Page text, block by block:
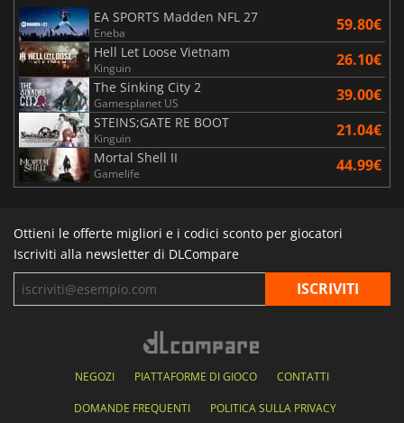
EA SPORTS Madden NFL 27
Eneba 59.80€
Hell Let Loose Vietnam
Kinguin 26.10€
The Sinking City 2
Gamesplanet US 39.00€
STEINS;GATE RE BOOT
Kinguin 21.04€
Mortal Shell II
Gamelife 44.99€
Ottieni le offerte migliori e i codici sconto per giocatori
Iscriviti alla newsletter di DLCompare
NEGOZI PIATTAFORME DI GIOCO CONTATTI
DOMANDE FREQUENTI POLITICA SULLA PRIVACY